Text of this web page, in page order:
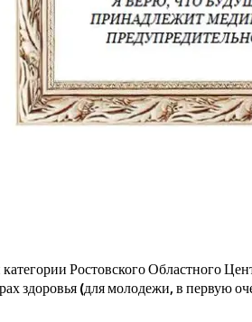
Ростовского Областного
здоровья (для молодежи, в первую